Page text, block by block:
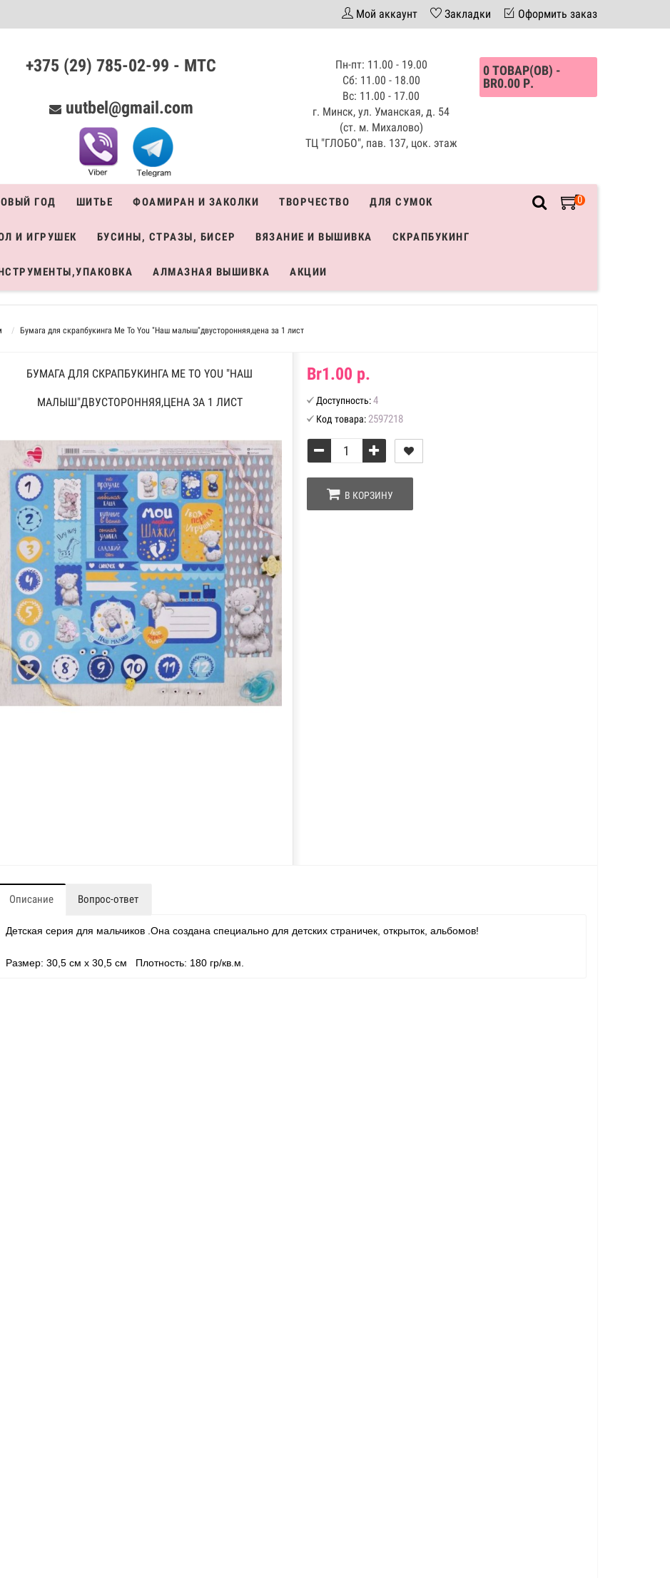
Мой аккаунт Закладки Оформить заказ
+375 (29) 785-02-99 - МТС
uutbel@gmail.com
Пн-пт: 11.00 - 19.00
Сб: 11.00 - 18.00
Вс: 11.00 - 17.00
г. Минск, ул. Уманская, д. 54
(ст. м. Михалово)
ТЦ "ГЛОБО", пав. 137, цок. этаж
0 ТОВАР(ОВ) -
BR0.00 Р.
0
ГОД ШИТЬЕ ФОАМИРАН И ЗАКОЛКИ ТВОРЧЕСТВО ДЛЯ СУМОК
И ИГРУШЕК БУСИНЫ, СТРАЗЫ, БИСЕР ВЯЗАНИЕ И ВЫШИВКА СКРАПБУКИНГ
АЛМАЗНАЯ ВЫШИВКА АКЦИИ
Бумага для скрапбукинга Me To You "Наш малыш"двусторонняя,цена за 1 лист
БУМАГА ДЛЯ СКРАПБУКИНГА ME TO YOU "НАШ
МАЛЫШ"ДВУСТОРОННЯЯ,ЦЕНА ЗА 1 ЛИСТ
Br1.00 р.
Доступность:4
Код товара: 2597218
В КОРЗИНУ
Описание Вопрос-ответ
Детская серия для мальчиков .Она создана специально для детских страничек, открыток , альбомов!
Размер: 30,5 см х 30,5 см Плотность: 180 гр/кв.м.